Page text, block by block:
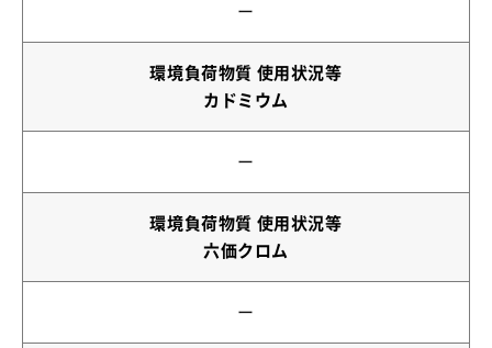
ー
環境負荷物質 使用状況等
カドミウム
ー
環境負荷物質 使用状況等
六価クロム
ー